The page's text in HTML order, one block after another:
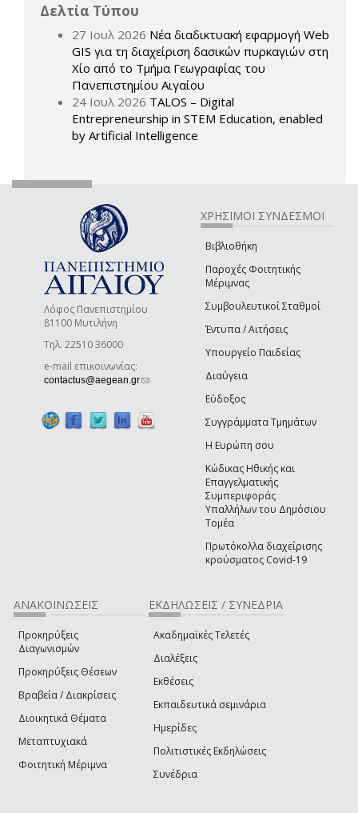
Δελτία Τύπου
27 Ιουλ 2026 Νέα διαδικτυακή εφαρμογή Web
GIS για τη διαχείριση δασικών πυρκαγιών στη
Χίο από το Τμήμα Γεωγραφίας του
Πανεπιστημίου Αιγαίου
24 Ιουλ 2026 TALOS – Digital
Entrepreneurship in STEM Education, enabled
by Artificial Intelligence
Λόφος Πανεπιστημίου
81100 Μυτιλήνη
Τηλ. 22510 36000
e-mail επικοινωνίας:
contactus@aegean.gr(link sends e-mail)
ΧΡΗΣΙΜΟΙ ΣΥΝΔΕΣΜΟΙ
Βιβλιοθήκη
Παροχές Φοιτητικής
Μέριμνας
Συμβουλευτικοί Σταθμοί
Έντυπα / Αιτήσεις
Υπουργείο Παιδείας
Διαύγεια
Εύδοξος
Συγγράμματα Τμημάτων
Η Ευρώπη σου
Κώδικας Ηθικής και
Επαγγελματικής
Συμπεριφοράς
Υπαλλήλων του Δημόσιου
Τομέα
Πρωτόκολλα διαχείρισης
κρούσματος Covid-19
ΑΝΑΚΟΙΝΩΣΕΙΣ
Προκηρύξεις
Διαγωνισμών
Προκηρύξεις Θέσεων
Βραβεία / Διακρίσεις
Διοικητικά Θέματα
Μεταπτυχιακά
Φοιτητική Μέριμνα
ΕΚΔΗΛΩΣΕΙΣ / ΣΥΝΕΔΡΙΑ
Ακαδημαϊκές Τελετές
Διαλέξεις
Εκθέσεις
Εκπαιδευτικά σεμινάρια
Ημερίδες
Πολιτιστικές Εκδηλώσεις
Συνέδρια